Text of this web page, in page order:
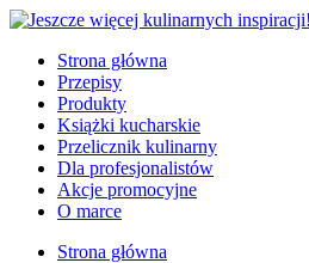
Strona główna
Przepisy
Produkty
Książki kucharskie
Przelicznik kulinarny
Dla profesjonalistów
Akcje promocyjne
O marce
Strona główna